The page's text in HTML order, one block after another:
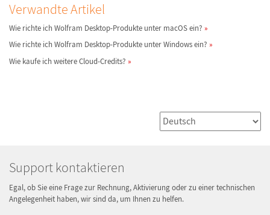
Verwandte Artikel
Wie richte ich Wolfram Desktop-Produkte unter macOS ein?
Wie richte ich Wolfram Desktop-Produkte unter Windows ein?
Wie kaufe ich weitere Cloud-Credits?
Support kontaktieren
Egal, ob Sie eine Frage zur Rechnung, Aktivierung oder zu einer technischen
Angelegenheit haben, wir sind da, um Ihnen zu helfen.